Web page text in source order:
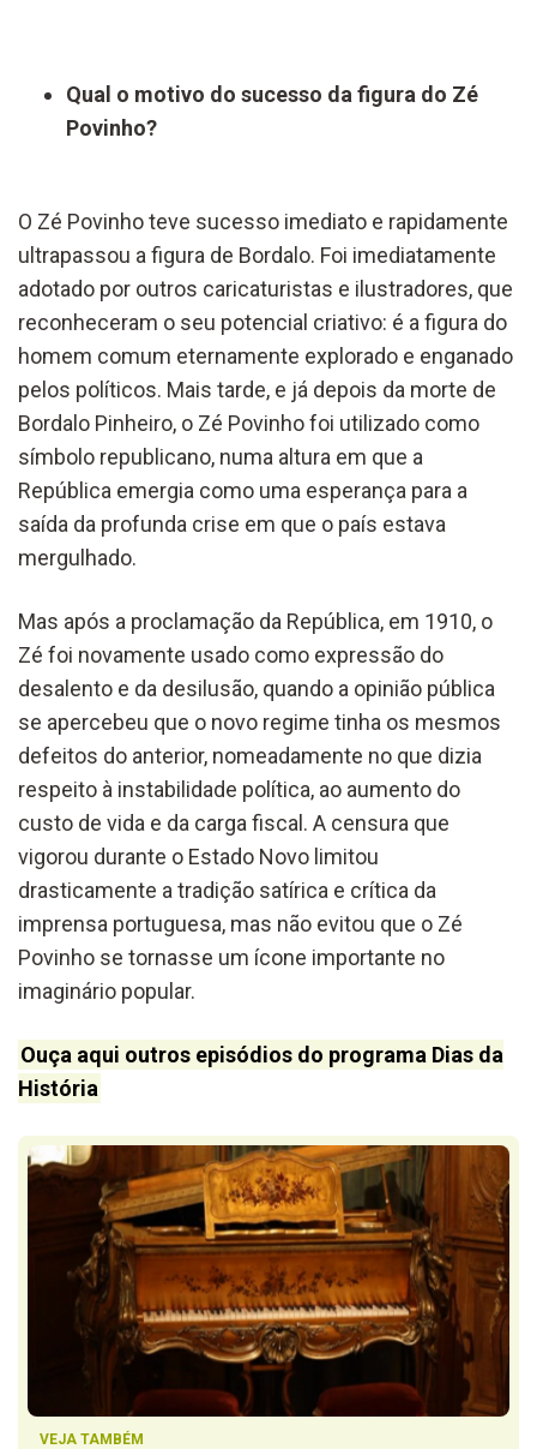
Qual o motivo do sucesso da figura do Zé
Povinho?
O Zé Povinho teve sucesso imediato e rapidamente
ultrapassou a figura de Bordalo. Foi imediatamente
adotado por outros caricaturistas e ilustradores, que
reconheceram o seu potencial criativo: é a figura do
homem comum eternamente explorado e enganado
pelos políticos. Mais tarde, e já depois da morte de
Bordalo Pinheiro, o Zé Povinho foi utilizado como
símbolo republicano, numa altura em que a
República emergia como uma esperança para a
saída da profunda crise em que o país estava
mergulhado.
Mas após a proclamação da República, em 1910, o
Zé foi novamente usado como expressão do
desalento e da desilusão, quando a opinião pública
se apercebeu que o novo regime tinha os mesmos
defeitos do anterior, nomeadamente no que dizia
respeito à instabilidade política, ao aumento do
custo de vida e da carga fiscal. A censura que
vigorou durante o Estado Novo limitou
drasticamente a tradição satírica e crítica da
imprensa portuguesa, mas não evitou que o Zé
Povinho se tornasse um ícone importante no
imaginário popular.
Ouça aqui outros episódios do programa Dias da
História
VEJA TAMBÉM